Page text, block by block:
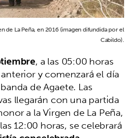
de La Peña, en 2016 (imagen difundida por el
Cabildo).
, a las 05:00 horas
y comenzará el día
de Agaete. Las
llegarán con una partida
a la Virgen de La Peña,
12:00 horas, se celebrará